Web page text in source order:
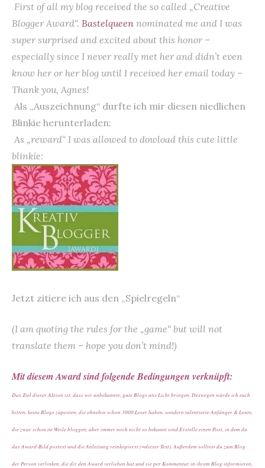
First of all my blog received the so called „Creative
Blogger Award“. Bastelqueen nominated me and I was
super surprised and excited about this honor –
especially since I never really met her and didn’t even
know her or her blog until I received her email today –
Thank you, Agnes!
Als „Auszeichnung“ durfte ich mir diesen niedlichen
Blinkie herunterladen:
As „reward“ I was allowed to dowload this cute little
blinkíe:
Jetzt zitiere ich aus den „Spielregeln“
(I am quoting the rules for the „game“ but will not
translate them – hope you don’t mind!)
Mit diesem Award sind folgende Bedingungen verknüpft:
Das Ziel dieser Aktion ist, dass wir unbekannte, gute Blogs ans Licht bringen. Deswegen würde ich euch
bitten, keine Blogs zuposten, die ohnehin schon 3000 Leser haben, sondern talentierte Anfänger & Leute,
die zwar schon ne Weile bloggen, aber immer noch nicht so bekannt sind. Erstelle einen Post, in dem du
das Award-Bild postest und die Anleitung reinkopierst (=dieser Text). Außerdem solltest du zum Blog
der Person verlinken, die dir den Award verliehen hat und sie per Kommentar in ihrem Blog informieren,